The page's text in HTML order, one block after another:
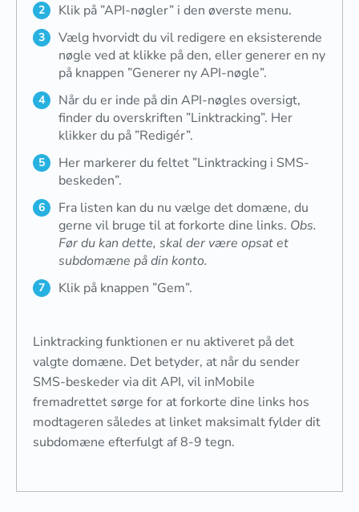
Klik på ”API-nøgler” i den øverste menu.
Vælg hvorvidt du vil redigere en eksisterende
nøgle ved at klikke på den, eller generer en ny
på knappen ”Generer ny API-nøgle”.
Når du er inde på din API-nøgles oversigt,
finder du overskriften ”Linktracking”. Her
klikker du på ”Redigér”.
Her markerer du feltet ”Linktracking i SMS-
beskeden”.
Fra listen kan du nu vælge det domæne, du
gerne vil bruge til at forkorte dine links. Obs.
Før du kan dette, skal der være opsat et
subdomæne på din konto.
Klik på knappen ”Gem”.
Linktracking funktionen er nu aktiveret på det
valgte domæne. Det betyder, at når du sender
SMS-beskeder via dit API, vil inMobile
fremadrettet sørge for at forkorte dine links hos
modtageren således at linket maksimalt fylder dit
subdomæne efterfulgt af 8-9 tegn.